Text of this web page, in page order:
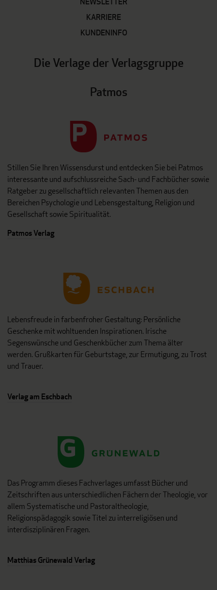
KARRIERE
KUNDENINFO
Die Verlage der Verlagsgruppe
Patmos
Stillen Sie Ihren Wissensdurst und entdecken Sie bei Patmos
interessante und aufschlussreiche Sach- und Fachbücher sowie
Ratgeber zu gesellschaftlich relevanten Themen aus den
Bereichen Psychologie und Lebensgestaltung, Religion und
Gesellschaft sowie Spiritualität.
Patmos Verlag
Lebensfreude in farbenfroher Gestaltung: Persönliche
Geschenke mit wohltuenden Inspirationen. Irische
Segenswünsche und Geschenkbücher zum Thema älter
werden. Grußkarten für Geburtstage, zur Ermutigung, zu Trost
und Trauer.
Verlag am Eschbach
Das Programm dieses Fachverlages umfasst Bücher und
Zeitschriften aus unterschiedlichen Fächern der Theologie, vor
allem Systematische und Pastoraltheologie,
Religionspädagogik sowie Titel zu interreligiösen und
interdisziplinären Fragen.
Matthias Grünewald Verlag